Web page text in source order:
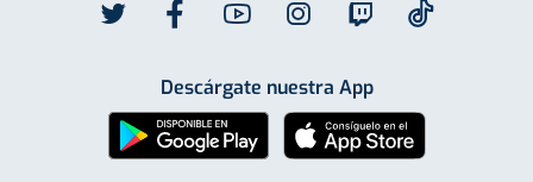
Descárgate nuestra App